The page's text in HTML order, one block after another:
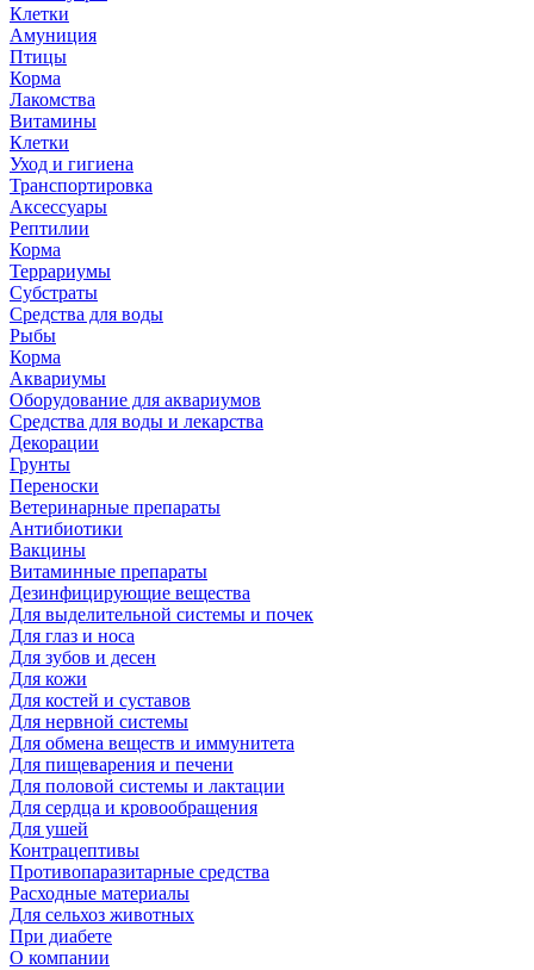
Клетки
Амуниция
Птицы
Корма
Лакомства
Витамины
Клетки
Уход и гигиена
Транспортировка
Аксессуары
Рептилии
Корма
Террариумы
Субстраты
Средства для воды
Рыбы
Корма
Аквариумы
Оборудование для аквариумов
Средства для воды и лекарства
Декорации
Грунты
Переноски
Ветеринарные препараты
Антибиотики
Вакцины
Витаминные препараты
Дезинфицирующие вещества
Для выделительной системы и почек
Для глаз и носа
Для зубов и десен
Для кожи
Для костей и суставов
Для нервной системы
Для обмена веществ и иммунитета
Для пищеварения и печени
Для половой системы и лактации
Для сердца и кровообращения
Для ушей
Контрацептивы
Противопаразитарные средства
Расходные материалы
Для сельхоз животных
При диабете
О компании